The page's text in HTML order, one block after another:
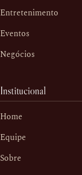
Entretenimento
Eventos
Negócios
Institucional
Home
Equipe
Sobre